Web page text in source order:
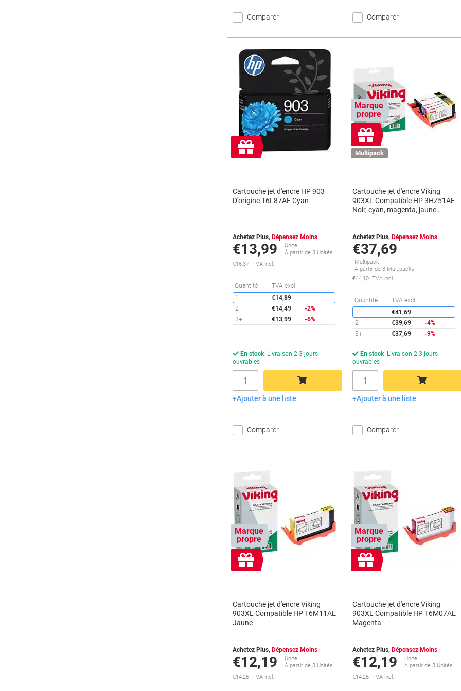
Comparer Comparer
Cadeau
gratuit
Cartouche jet d'encre HP 903
D'origine T6L87AE Cyan
Achetez Plus, Dépensez Moins
€13,99
Unité
À partir de 3 Unités
€16,37 TVA incl.
Quantité TVA excl.
1
€14,89
2
€14,49
-2%
3+
€13,99 -6%
En stock Livraison 2-3 jours
ouvrables
Quantité
Ajouter au panier
Ajouter à une liste
Comparer
Marque
propre
Cadeau
gratuit
Multipack
Cartouche jet d'encre Viking
903XL Compatible HP 3HZ51AE
Noir, cyan, magenta, jaune
Achetez Plus, Dépensez Moins
€37,69
Multipack
À partir de 3 Multipacks
€44,10 TVA incl.
Quantité TVA excl.
1
€41,69
2
€39,69
-4%
3+
€37,69 -9%
En stock Livraison 2-3 jours
ouvrables
Quantité
Ajouter au panier
Ajouter à une liste
Comparer
Marque
propre
Cadeau
gratuit
Cartouche jet d'encre Viking
903XL Compatible HP T6M11AE
Jaune
Achetez Plus, Dépensez Moins
€12,19
Unité
À partir de 3 Unités
€14,26 TVA incl.
Marque
propre
Cadeau
gratuit
Cartouche jet d'encre Viking
903XL Compatible HP T6M07AE
Magenta
Achetez Plus, Dépensez Moins
€12,19
Unité
À partir de 3 Unités
€14,26 TVA incl.